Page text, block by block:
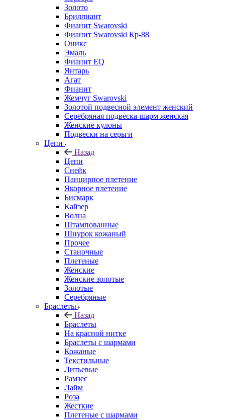
Золото
Бриллиант
Фианит Swarovski
Фианит Swarovski Кр-88
Оникс
Эмаль
Фианит EQ
Янтарь
Агат
Фианит
Жемчуг Swarovski
Золотой подвесной элемент женcкий
Серебряная подвеска-шарм женская
Женские кулоны
Подвески на серьги
Цепи
Назад
Цепи
Снейк
Панцирное плетение
Якорное плетение
Бисмарк
Кайзер
Волна
Штампованные
Шнурок кожаный
Прочее
Станочные
Плетеные
Женские
Женские золотые
Золотые
Серебряные
Браслеты
Назад
Браслеты
На красной нитке
Браслеты с шармами
Кожаные
Текстильные
Литьевые
Рамзес
Лайм
Роза
Жесткие
Плетеные с шармами